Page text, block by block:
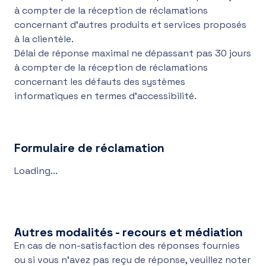
à compter de la réception de réclamations
concernant d'autres produits et services proposés
à la clientèle.
Délai de réponse maximal ne dépassant pas 30 jours
à compter de la réception de réclamations
concernant les défauts des systèmes
informatiques en termes d'accessibilité.
Formulaire de réclamation
Loading...
Autres modalités - recours et médiation
En cas de non-satisfaction des réponses fournies
ou si vous n'avez pas reçu de réponse, veuillez noter